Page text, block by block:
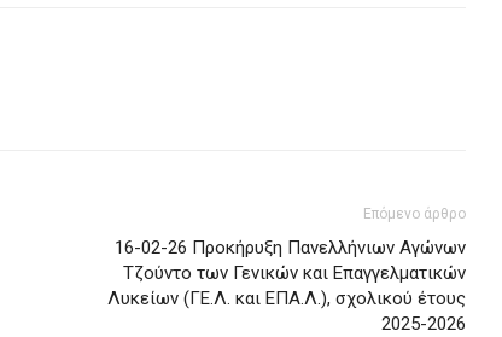
Επόμενο άρθρο
16-02-26 Προκήρυξη Πανελλήνιων Αγώνων
Τζούντο των Γενικών και Επαγγελματικών
Λυκείων (ΓΕ.Λ. και ΕΠΑ.Λ.), σχολικού έτους
2025-2026